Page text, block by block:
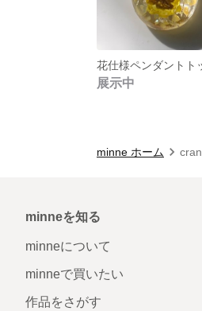
花仕様ペンダントト
展示中
minne ホーム
minneを知る
minneについて
minneで買いたい
作品をさがす